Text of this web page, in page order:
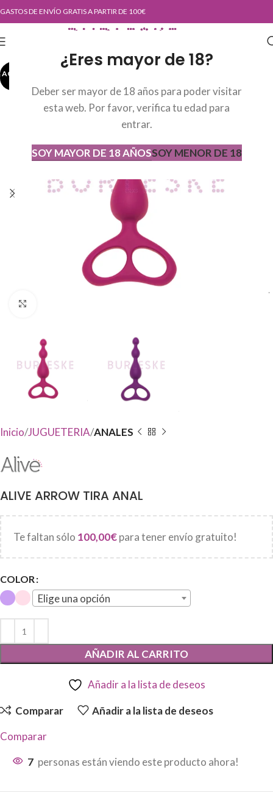
¿Eres mayor de 18?
Deber ser mayor de 18 años para poder visitar
esta web. Por favor, verifica tu edad para
entrar.
SOY MAYOR DE 18 AÑOSSOY MENOR DE 18
GASTOS DE ENVÍO GRATIS A PARTIR DE 100€
AGOT
AGOTADO
Inicio JUGUETERIA ANALES
ALIVE ARROW TIRA ANAL
Te faltan sólo 100,00€para tener envío gratuito!
COLOR
Elige una opción
AÑADIR AL CARRITO
Añadir a la lista de deseos
Comparar Añadir a la lista de deseos
Comparar
7 personas están viendo este producto ahora!